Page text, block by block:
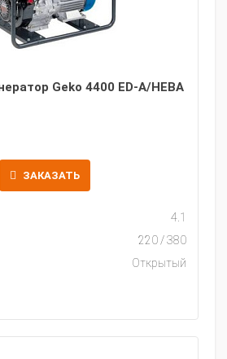
Geko 4400 ED-A/HEBA
ЗАКАЗАТЬ
4.1
220 / 380
Открытый